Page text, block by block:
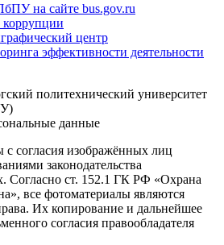
на сайте bus.gov.ru
коррупции
центр
эффективности деятельности
политехнический университет
данные
согласия изображённых лиц
законодательства
Согласно ст. 152.1 ГК РФ «Охрана
все фотоматериалы являются
Их копирование и дальнейшее
согласия правообладателя